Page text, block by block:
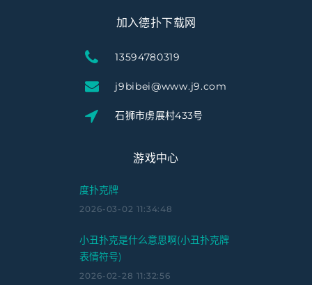
加入德扑下载网
13594780319
j9bibei@www.j9.com
石狮市虏展村433号
游戏中心
度扑克牌
2026-03-02 11:34:48
小丑扑克是什么意思啊(小丑扑克牌
表情符号)
2026-02-28 11:32:56